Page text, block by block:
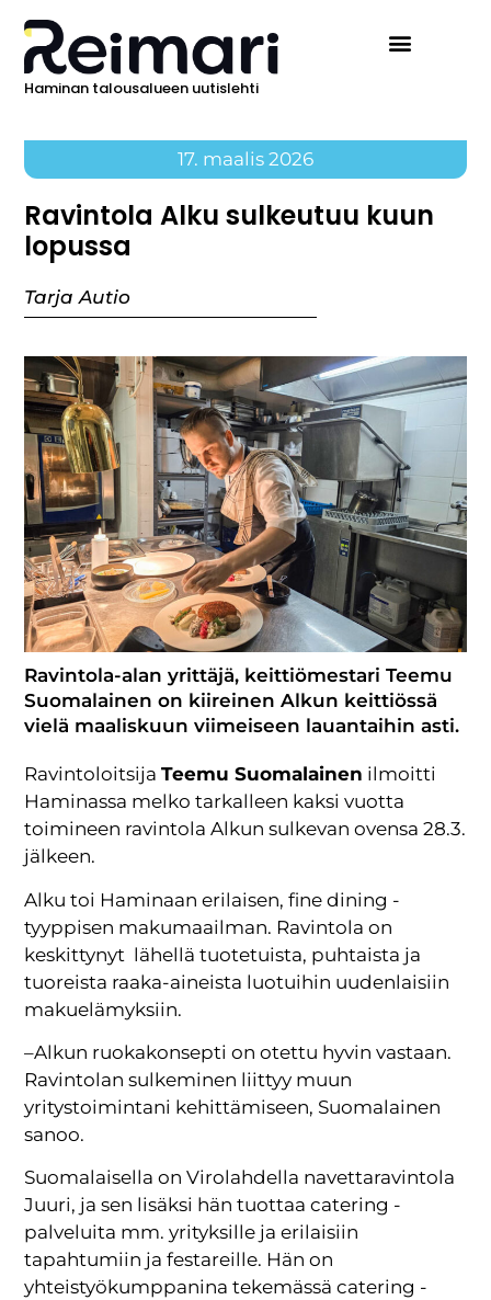
Haminan talousalueen uutislehti
17. maalis 2026
Ravintola Alku sulkeutuu kuun
lopussa
Tarja Autio
Ravintola-alan yrittäjä, keittiömestari Teemu
Suomalainen on kiireinen Alkun keittiössä
vielä maaliskuun viimeiseen lauantaihin asti.
RavintoloitsijaTeemu Suomalainen ilmoitti
Haminassa melko tarkalleen kaksi vuotta
toimineen ravintola Alkun sulkevan ovensa 28.3.
jälkeen.
Alku toi Haminaan erilaisen, fine dining -
tyyppisen makumaailman. Ravintola on
keskittynyt lähellä tuotetuista, puhtaista ja
tuoreista raaka-aineista luotuihin uudenlaisiin
makuelämyksiin.
–Alkun ruokakonsepti on otettu hyvin vastaan.
Ravintolan sulkeminen liittyy muun
yritystoimintani kehittämiseen, Suomalainen
sanoo.
Suomalaisella on Virolahdella navettaravintola
Juuri, ja sen lisäksi hän tuottaa catering -
palveluita mm. yrityksille ja erilaisiin
tapahtumiin ja festareille. Hän on
yhteistyökumppanina tekemässä catering -